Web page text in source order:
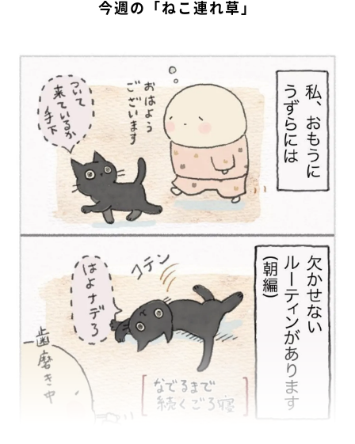
今週の「ねこ連れ草」